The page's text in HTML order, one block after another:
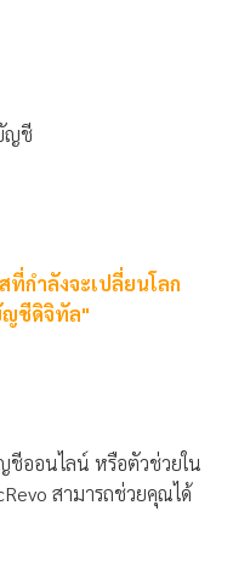
ญชี
กำลังจะเปลี่ยนโลก
ชีดิจิทัล"
ออนไลน์ หรือตัวช่วยใน
สามารถช่วยคุณได้